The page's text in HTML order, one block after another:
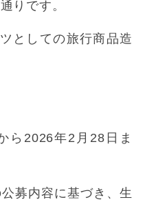
りです。
としての旅行商品造
ら2026年2月28日ま
募内容に基づき、生